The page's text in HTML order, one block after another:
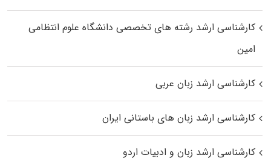
کارشناسی ارشد رﺷﺘﻪ ﻫﺎی تخصصی داﻧﺸﮕﺎه ﻋﻠﻮم انتظامی
اﻣﻴﻦ
کارشناسی ارشد زبان عربی
کارشناسی ارشد زبان‌ های باستانی ایران
کارشناسی ارشد زبان و ادبیات اردو